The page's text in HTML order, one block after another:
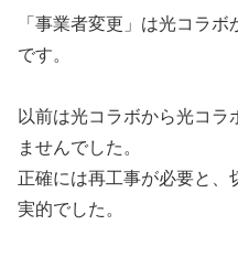
「事業者変更」は光コラ
です。
以前は光コラボから光コラ
ませんでした。
正確には再工事が必要と、
実的でした。